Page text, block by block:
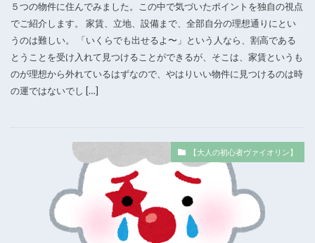
５つの物件に住んでみました。この中で気づいたポイントを独自の視点
でご紹介します。 家賃、立地、設備まで、全部自分の理想通りにとい
うのは難しい。 「いくらでも出せるよ〜」という人なら、割高である
とうことを受け入れて見つけることができるが、そこは、家賃というも
のが理想から外れているはずなので、やはりいい物件に見つけるのは時
の運ではないでし […]
【大人の初心者ヴァイオリン】